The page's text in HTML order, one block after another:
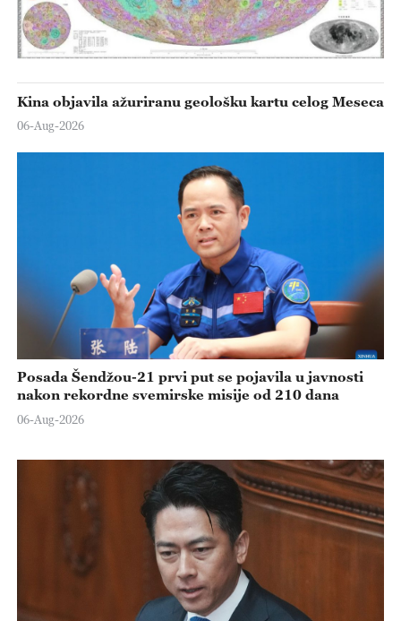
Kina objavila ažuriranu geološku kartu celog Meseca
06-Aug-2026
Posada Šendžou-21 prvi put se pojavila u javnosti
nakon rekordne svemirske misije od 210 dana
06-Aug-2026